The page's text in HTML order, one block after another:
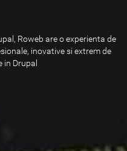
Roweb are o experienta de
inovative si extrem de
in Drupal